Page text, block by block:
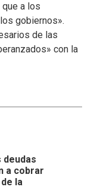
a los
gobiernos».
de las
con la
deudas
a cobrar
la